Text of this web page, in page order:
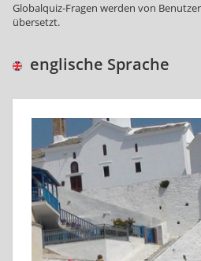
Globalquiz-Fragen werden von
übersetzt.
englische Sprache